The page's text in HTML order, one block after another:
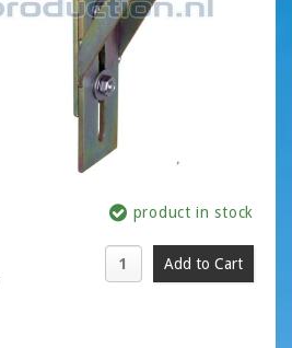
product in stock